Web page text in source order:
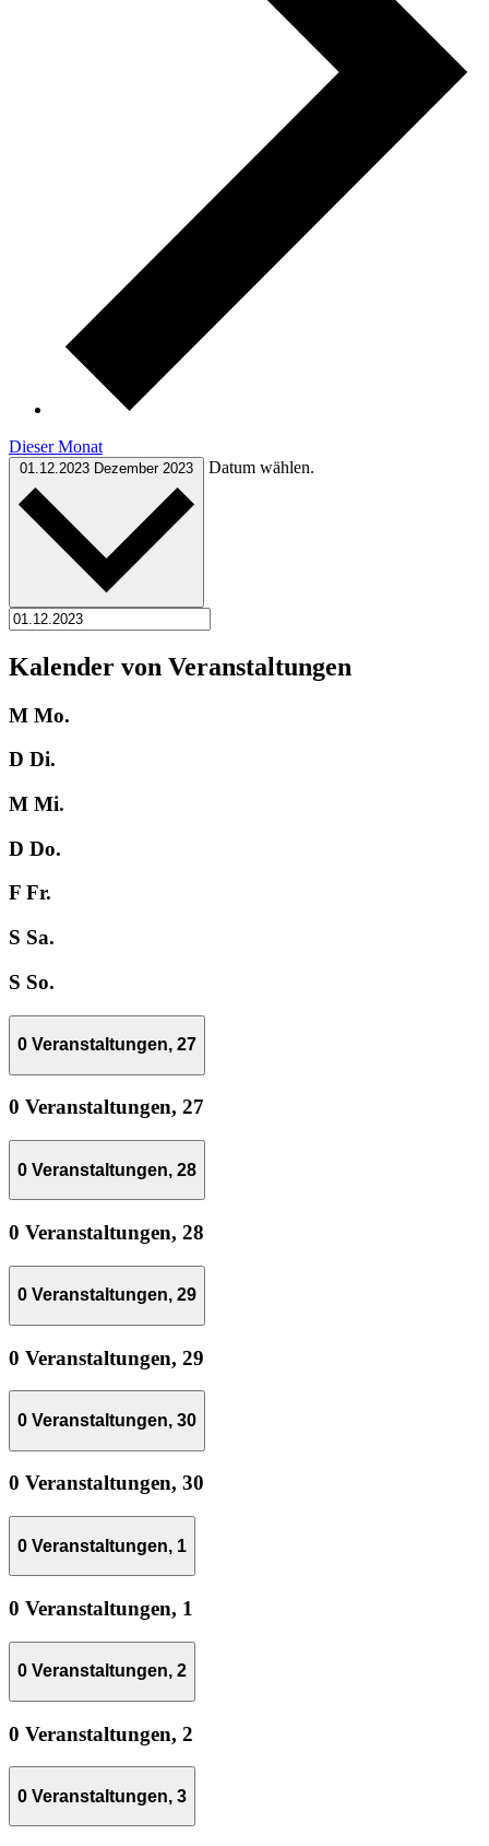
Dieser Monat
01.12.2023 Dezember 2023 Datum wählen.
Kalender von Veranstaltungen
M Mo.
D Di.
M Mi.
D Do.
F Fr.
S Sa.
S So.
0 Veranstaltungen, 27
0 Veranstaltungen, 27
0 Veranstaltungen, 28
0 Veranstaltungen, 28
0 Veranstaltungen, 29
0 Veranstaltungen, 29
0 Veranstaltungen, 30
0 Veranstaltungen, 30
0 Veranstaltungen, 1
0 Veranstaltungen, 1
0 Veranstaltungen, 2
0 Veranstaltungen, 2
0 Veranstaltungen, 3